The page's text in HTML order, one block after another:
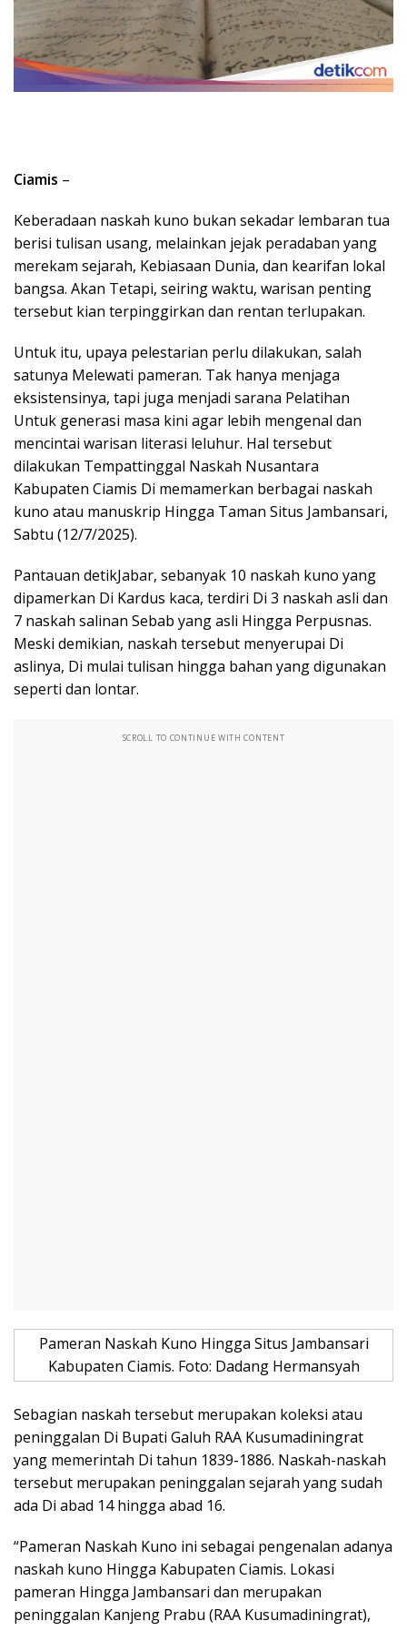
Ciamis –
Keberadaan naskah kuno bukan sekadar lembaran tua
berisi tulisan usang, melainkan jejak peradaban yang
merekam sejarah, Kebiasaan Dunia, dan kearifan lokal
bangsa. Akan Tetapi, seiring waktu, warisan penting
tersebut kian terpinggirkan dan rentan terlupakan.
Untuk itu, upaya pelestarian perlu dilakukan, salah
satunya Melewati pameran. Tak hanya menjaga
eksistensinya, tapi juga menjadi sarana Pelatihan
Untuk generasi masa kini agar lebih mengenal dan
mencintai warisan literasi leluhur. Hal tersebut
dilakukan Tempattinggal Naskah Nusantara
Kabupaten Ciamis Di memamerkan berbagai naskah
kuno atau manuskrip Hingga Taman Situs Jambansari,
Sabtu (12/7/2025).
Pantauan detikJabar, sebanyak 10 naskah kuno yang
dipamerkan Di Kardus kaca, terdiri Di 3 naskah asli dan
7 naskah salinan Sebab yang asli Hingga Perpusnas.
Meski demikian, naskah tersebut menyerupai Di
aslinya, Di mulai tulisan hingga bahan yang digunakan
seperti dan lontar.
SCROLL TO CONTINUE WITH CONTENT
Pameran Naskah Kuno Hingga Situs Jambansari
Kabupaten Ciamis. Foto: Dadang Hermansyah
Sebagian naskah tersebut merupakan koleksi atau
peninggalan Di Bupati Galuh RAA Kusumadiningrat
yang memerintah Di tahun 1839-1886. Naskah-naskah
tersebut merupakan peninggalan sejarah yang sudah
ada Di abad 14 hingga abad 16.
“Pameran Naskah Kuno ini sebagai pengenalan adanya
naskah kuno Hingga Kabupaten Ciamis. Lokasi
pameran Hingga Jambansari dan merupakan
peninggalan Kanjeng Prabu (RAA Kusumadiningrat),